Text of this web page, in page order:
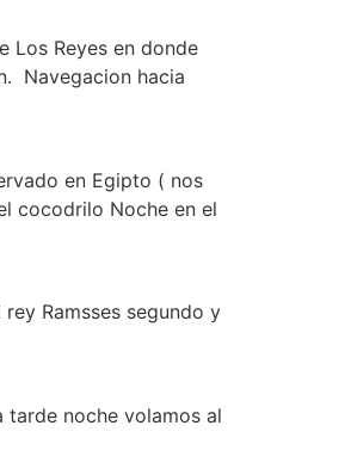
Los Reyes en donde
Navegacion hacia
en Egipto ( nos
cocodrilo Noche en el
Ramsses segundo y
tarde noche volamos al